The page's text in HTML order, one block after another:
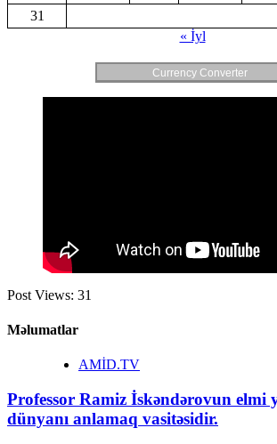
31
« İyl
Currency Converter
Post Views: 31
Məlumatlar
AMİD.TV
Professor Ramiz İskəndərovun elmi
dünyanı anlamaq vasitəsidir.